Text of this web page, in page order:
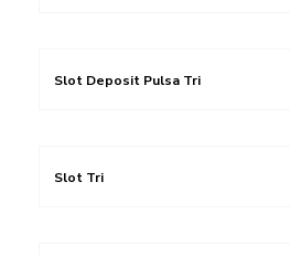
Slot Deposit Pulsa Tri
Slot Tri